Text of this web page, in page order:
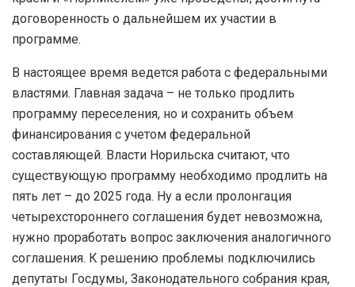
договоренность о дальнейшем их участии в
программе.
В настоящее время ведется работа с федеральными
властями. Главная задача – не только продлить
программу переселения, но и сохранить объем
финансирования с учетом федеральной
составляющей. Власти Норильска считают, что
существующую программу необходимо продлить на
пять лет – до 2025 года. Ну а если пролонгация
четырехстороннего соглашения будет невозможна,
нужно проработать вопрос заключения аналогичного
соглашения. К решению проблемы подключились
депутаты Госдумы, Законодательного собрания края,